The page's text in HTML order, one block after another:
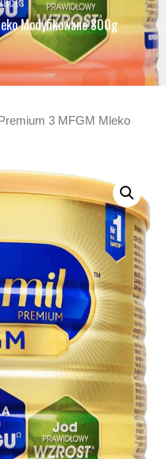
Modyfikowane 800g
3 MFGM Mleko